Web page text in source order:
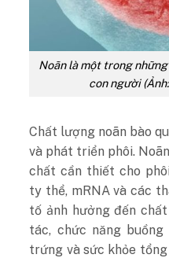
Noãn là một trong
con người
Chất lượng noãn bào
và phát triển phôi.
chất cần thiết cho
ty thể, mRNA và các
tố ảnh hưởng đến
tác, chức năng
trứng và sức khỏe